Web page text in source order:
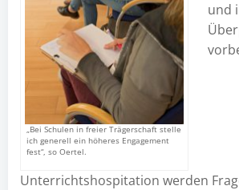
„Bei Schulen in freier Trägerschaft stelle
ich generell ein höheres Engagement
fest“, so Oertel.
und
Unterrichtshospitation werden